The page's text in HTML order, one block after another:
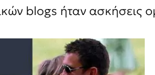
blogs ήταν ασκήσεις